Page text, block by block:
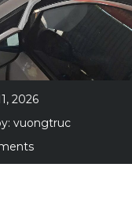
2026
vuongtruc